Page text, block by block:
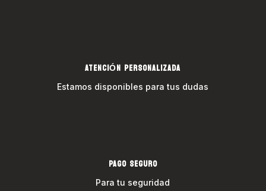
ATENCIÓN PERSONALIZADA
Estamos disponibles para tus dudas
PAGO SEGURO
Para tu seguridad